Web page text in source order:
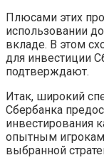
Плюсами этих
использовании
вкладе. В этом
для инвестиции
подтверждают.
Итак, широкий
Сбербанка
инвестирования
опытным игрокам
выбранной